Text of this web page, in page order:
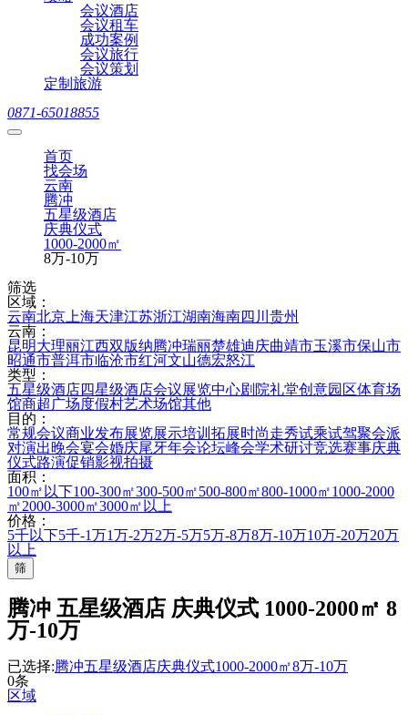
会议酒店
会议租车
成功案例
会议旅行
会议策划
定制旅游
0871-65018855
首页
找会场
云南
腾冲
五星级酒店
庆典仪式
1000-2000㎡
8万-10万
筛选
区域：
云南北京 上海天津江苏浙江湖南海南四川 贵州
云南：
昆明大理丽江西双版纳腾冲瑞丽楚雄迪庆曲靖市玉溪市保山市
昭通市普洱市临沧市红河文山德宏怒江
类型：
五星级酒店四星级酒店会议展览中心剧院礼堂创意园区体育场
馆商超广场度假村艺术场馆其他
目的：
常规会议商业发布展览展示培训拓展时尚走秀试乘试驾聚会派
对演出晚会宴会婚庆尾牙年会论坛峰会学术研讨竞选赛事庆典
仪式路演促销影视拍摄
面积：
100㎡以下100-300㎡300-500㎡500-800㎡800-1000㎡1000-2000
㎡2000-3000㎡3000㎡以上
价格：
5千以下5千-1万1万-2万2万-5万5万-8万8万-10万10万-20万20万
以上
筛
腾冲 五星级酒店 庆典仪式 1000-2000㎡ 8
万-10万
已选择:腾冲五星级酒店庆典仪式1000-2000㎡8万-10万
0条
区域